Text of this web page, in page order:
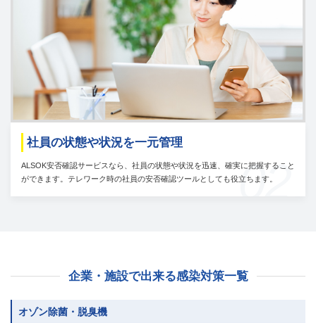
02
社員の状態や状況を一元管理
ALSOK安否確認サービスなら、社員の状態や状況を迅速、確実に把握すること
ができます。テレワーク時の社員の安否確認ツールとしても役立ちます。
企業・施設で出来る感染対策一覧
オゾン除菌・脱臭機